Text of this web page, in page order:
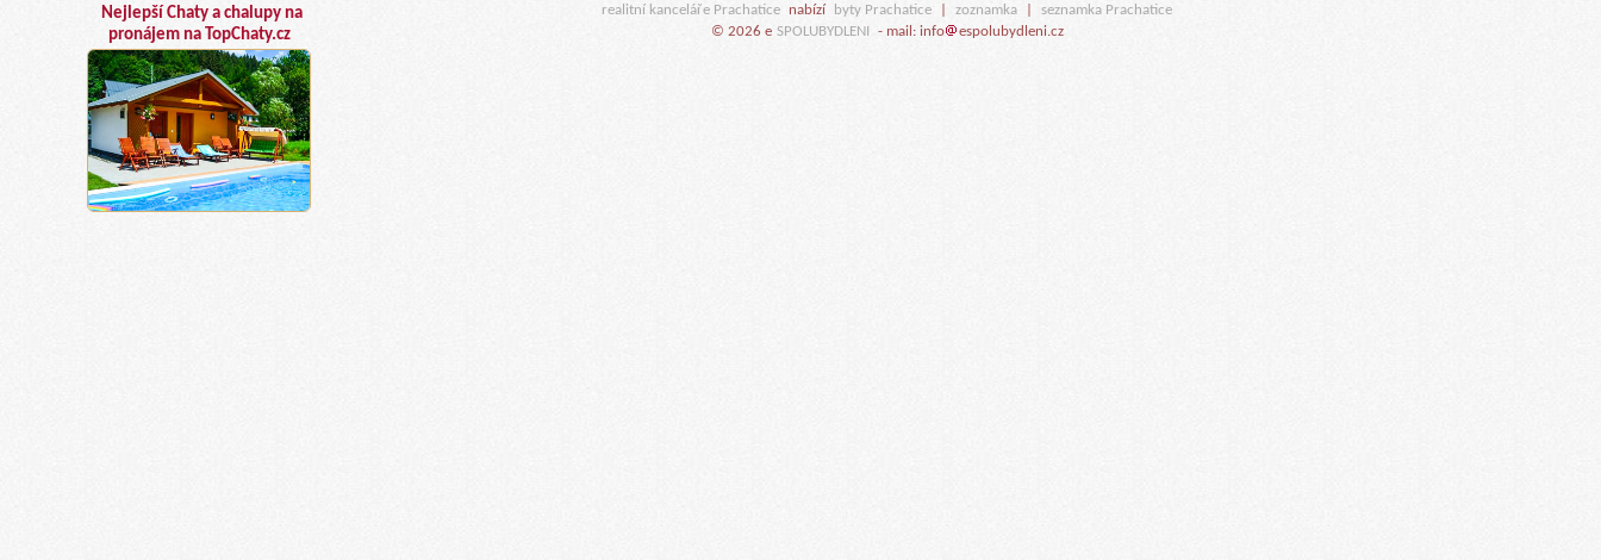
Nejlepší Chaty a chalupy na
pronájem na TopChaty.cz
realitní kanceláře Prachatice
nabízí byty Prachatice zoznamka
seznamka Prachatice
© 2026 e SPOLUBYDLENI - mail: info espolubydleni.cz